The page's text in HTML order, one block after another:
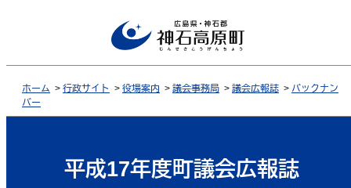
ホーム > 行政サイト > 役場案内 > 議会事務局 > 議会広報誌 > バックナン
バー
平成17年度町議会広報誌